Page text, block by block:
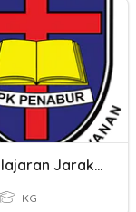
Pembelajaran Jarak Jauh
KG